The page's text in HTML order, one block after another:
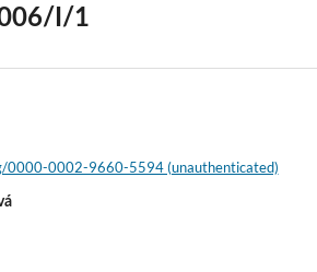
I/1
0000-0002-9660-5594 (unauthenticated)